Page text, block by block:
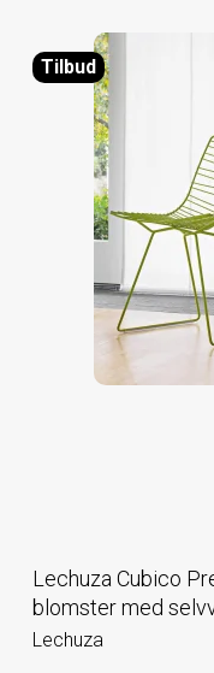
Tilbud
Lechuza Cubico
blomster med
Lechuza